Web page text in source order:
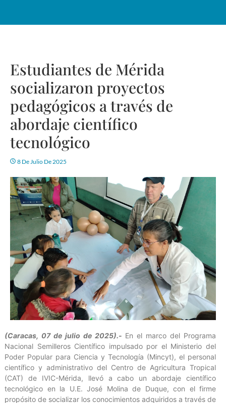
Estudiantes de Mérida
socializaron proyectos
pedagógicos a través de
abordaje científico
tecnológico
8 De Julio De 2025
(Caracas, 07 de julio de 2025).- En el marco del Programa
Nacional Semilleros Científico impulsado por el Ministerio del
Poder Popular para Ciencia y Tecnología (Mincyt), el personal
científico y administrativo del Centro de Agricultura Tropical
(CAT) de IVIC-Mérida, llevó a cabo un abordaje científico
tecnológico en la U.E. José Molina de Duque, con el firme
propósito de socializar los conocimientos adquiridos a través de